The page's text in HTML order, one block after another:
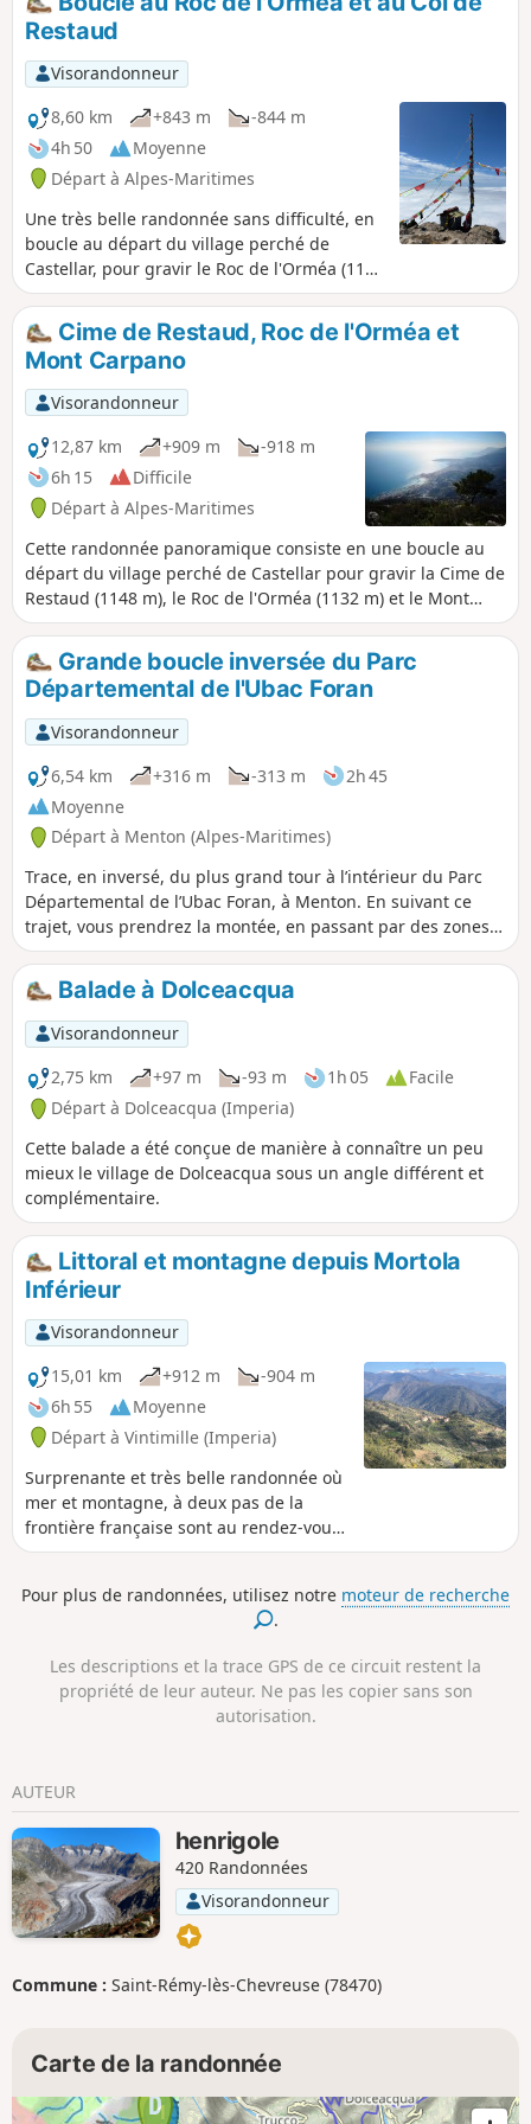
Restaud
Visorandonneur
8,60 km
+843 m
-844 m
4h 50
Moyenne
Départ à Alpes-Maritimes
Une très belle randonnée sans difficulté, en
boucle au départ du village perché de
Castellar, pour gravir le Roc de l'Orméa (1132
m) en passant par la Cime de Restaud (1148
m). Profitez des vues panoramiques sur la
Riviera Française, de Roquebrune-Cap-
Martin à Menton, et sur la côté italienne. Le
panorama à 360° offre également une vue
imprenable sur les cimes enneigées du
Mercantour.
Cime de Restaud, Roc de l'Orméa et
Mont Carpano
Visorandonneur
12,87 km
+909 m
-918 m
6h 15
Difficile
Départ à Alpes-Maritimes
Cette randonnée panoramique consiste en une boucle au
départ du village perché de Castellar pour gravir la Cime de
Restaud (1148 m), le Roc de l'Orméa (1132 m) et le Mont
Carpano (772 m) sur la crête frontalière. Superbes vues
plongeantes sur la Riviera Française de Menton à Monaco
et sur Vintimille. Belle vue sur l'arrière pays également avec
les sommets du Pays Mentonnais et les cimes enneigées du
Mercantour.
Grande boucle inversée du Parc
Départemental de l'Ubac Foran
Visorandonneur
6,54 km
+316 m -313 m
2h 45
Moyenne
Départ à Menton (Alpes-Maritimes)
Trace, en inversé, du plus grand tour à l’intérieur du Parc
Départemental de l’Ubac Foran, à Menton. En suivant ce
trajet, vous prendrez la montée, en passant par des zones
ombragées et, en sous-bois, avec suffisamment de place
pour le passage d'une personne, puis une descente sur une
large piste ensoleillée.
Balade à Dolceacqua
Visorandonneur
2,75 km
+97 m -93 m 1h 05
Facile
Départ à Dolceacqua (Imperia)
Cette balade a été conçue de manière à connaître un peu
mieux le village de Dolceacqua sous un angle différent et
complémentaire.
Littoral et montagne depuis Mortola
Inférieur
Visorandonneur
15,01 km
+912 m
-904 m
6h 55
Moyenne
Départ à Vintimille (Imperia)
Surprenante et très belle randonnée où
mer et montagne, à deux pas de la
frontière française sont au rendez-vous.
Tout au long de l'itinéraire, les vues sur
sommets italiens et sur les cultures en
terrasses, sont omniprésentes.
Pour plus de randonnées, utilisez notre moteur de recherche
.
Les descriptions et la trace GPS de ce circuit restent la
propriété de leur auteur. Ne pas les copier sans son
autorisation.
AUTEUR
henrigole
420 Randonnées
Visorandonneur
Commune : Saint-Rémy-lès-Chevreuse (78470)
Carte de la randonnée
1